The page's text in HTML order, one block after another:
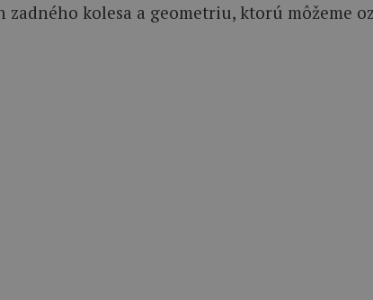
zadného kolesa a geometriu, ktorú môžeme